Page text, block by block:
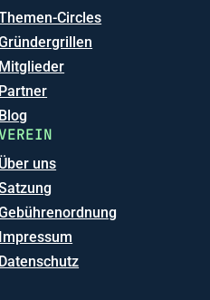
Circles
Mitglieder
Partner
Blog
Über uns
Impressum
Datenschutz